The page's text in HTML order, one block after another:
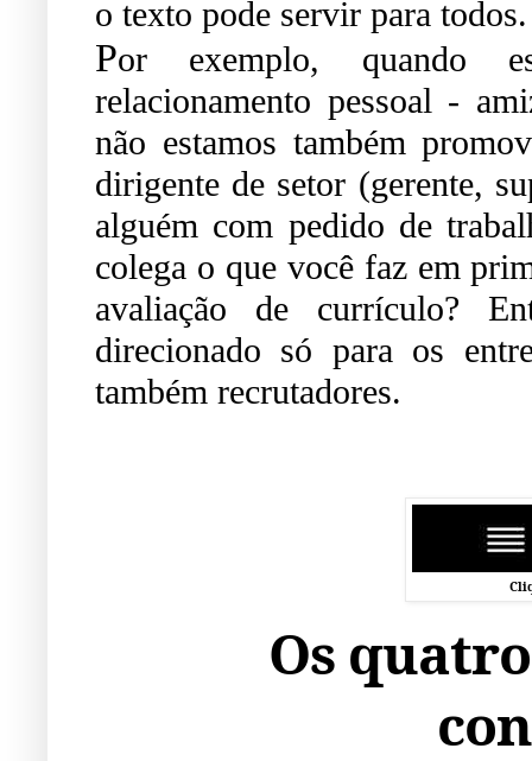
o texto pode servir para todos.
Por exemplo, quando
relacionamento pessoal -
não estamos também
dirigente de setor (gerente,
alguém com pedido de
colega o que você faz em
avaliação de currículo?
direcionado só para os
também recrutadores.
Os